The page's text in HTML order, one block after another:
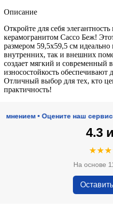
Описание
Откройте для себя
керамогранитом Сассо Беж!
размером 59,5х59,5 см
внутренних, так и внешних
создает мягкий и современный
износостойкость обеспечивают
Отличный выбор для тех, кто
практичность!
• Оцените наш сервис
4.3
На основе